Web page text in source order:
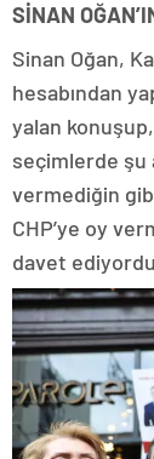
SİNAN
Sinan Oğan,
hesabından
yalan
seçimlerde şu
vermediğin
CHP’ye oy
davet